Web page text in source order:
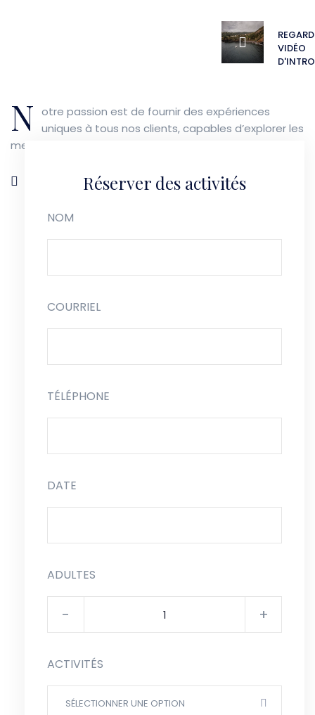
VIDÉO
N otre passion est de fournir des expériences
uniques à tous nos clients, capables d’explorer les
merveilles naturelles de ces îles paradisiaques.
EN SAVOIR PLUS SUR NOUS
Réserver des activités
NOM
COURRIEL
TÉLÉPHONE
DATE
ADULTES
- +
ACTIVITÉS
SÉLECTIONNER UNE OPTION